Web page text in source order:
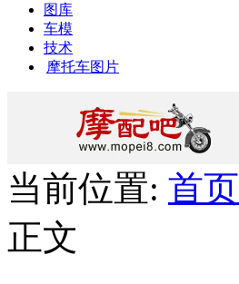
图库
车模
技术
摩托车图片
当前位置: 首页
正文